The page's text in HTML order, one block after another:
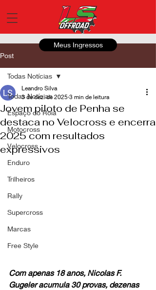
Meus Ingressos
Post
Todas Notícias
Espaço do Roia
Motocross
Velocross
Enduro
Trilheiros
Rally
Supercross
Marcas
Free Style
Todas Notícias
Jovem piloto de Penha se
destaca no Velocross e encerra
2025 com resultados
expressivos
Leandro Silva
3 de dez. de 2025 3 min de leitura
Com apenas 18 anos, Nicolas F.
Gugeler acumula 30 provas, dezenas